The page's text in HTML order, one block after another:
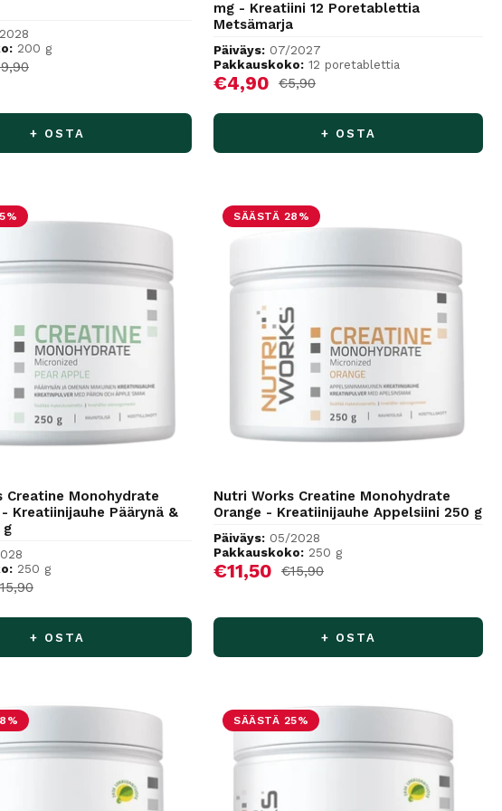
200 g
+ OSTA
mg - Kreatiini 12 Poretablettia
Metsämarja
Päiväys: 07/2027
Pakkauskoko: 12 poretablettia
Alennushinta
€4,90 Normaalihinta
€5,90
+ OSTA
Creatine Monohydrate
Kreatiinijauhe Päärynä &
g
250 g
+ OSTA
SÄÄSTÄ 28%
Nutri Works Creatine Monohydrate
Orange - Kreatiinijauhe Appelsiini 250 g
Päiväys: 05/2028
Pakkauskoko: 250 g
Alennushinta
€11,50 Normaalihinta
€15,90
+ OSTA
SÄÄSTÄ 25%